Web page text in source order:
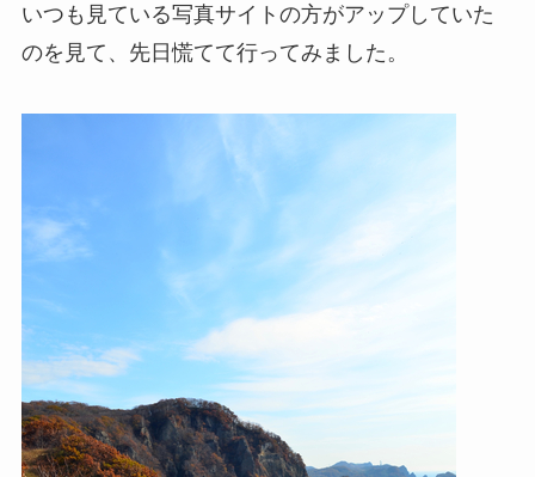
いつも見ている写真サイトの方がアップしていた
のを見て、先日慌てて行ってみました。